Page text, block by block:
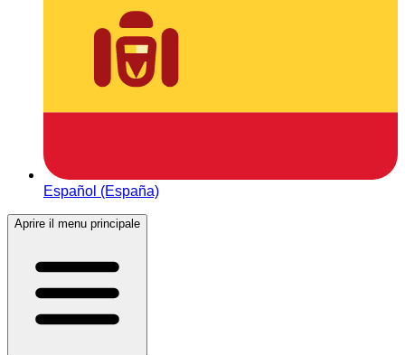
Español (España)
Aprire il menu principale